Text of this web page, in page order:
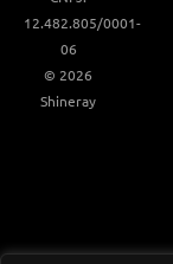
12.482.805/0001-
06
© 2026
Shineray